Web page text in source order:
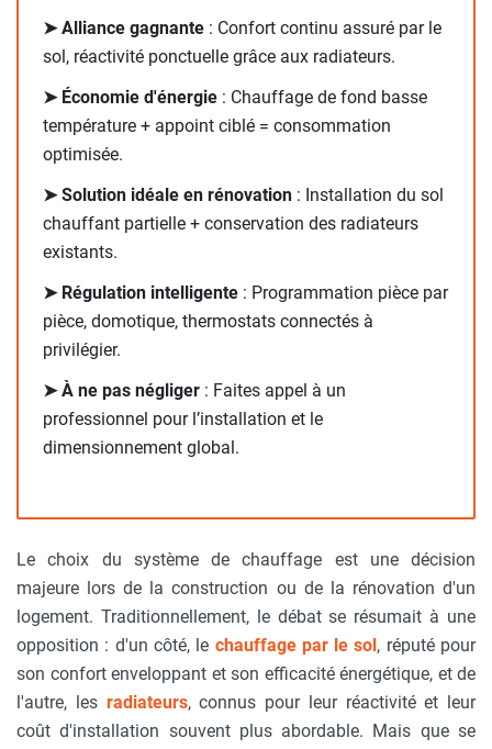
➤ Alliance gagnante : Confort continu assuré par le
sol, réactivité ponctuelle grâce aux radiateurs.
➤ Économie d'énergie : Chauffage de fond basse
température + appoint ciblé = consommation
optimisée.
➤ Solution idéale en rénovation : Installation du sol
chauffant partielle + conservation des radiateurs
existants.
➤ Régulation intelligente : Programmation pièce par
pièce, domotique, thermostats connectés à
privilégier.
➤ À ne pas négliger : Faites appel à un
professionnel pour l’installation et le
dimensionnement global.
Le choix du système de chauffage est une décision
majeure lors de la construction ou de la rénovation d'un
logement. Traditionnellement, le débat se résumait à une
opposition : d'un côté, le chauffage par le sol, réputé pour
son confort enveloppant et son efficacité énergétique, et de
l'autre, les radiateurs, connus pour leur réactivité et leur
coût d'installation souvent plus abordable. Mais que se